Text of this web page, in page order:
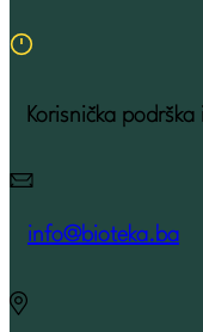
Korisnička
info@bioteka.ba